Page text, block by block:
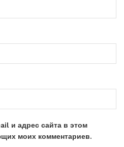
и адрес сайта в этом
моих комментариев.